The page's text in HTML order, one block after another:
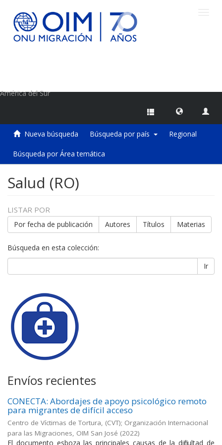
América del Sur
Nueva búsqueda Búsqueda por país Regional
Búsqueda por Área temática
Salud (RO)
LISTAR POR
Por fecha de publicación Autores Títulos Materias
Búsqueda en esta colección:
Ir
Envíos recientes
CONECTA: Abordajes de apoyo psicológico remoto
para migrantes de difícil acceso
Centro de Víctimas de Tortura, (CVT); Organización Internacional
para las Migraciones, OIM San José (2022)
El documento esboza las principales causas de la dificultad de